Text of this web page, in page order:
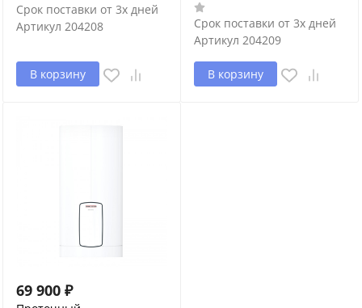
Срок поставки от 3х дней
Артикул 204208
В корзину
Срок поставки от 3х дней
Артикул 204209
В корзину
69 900 ₽